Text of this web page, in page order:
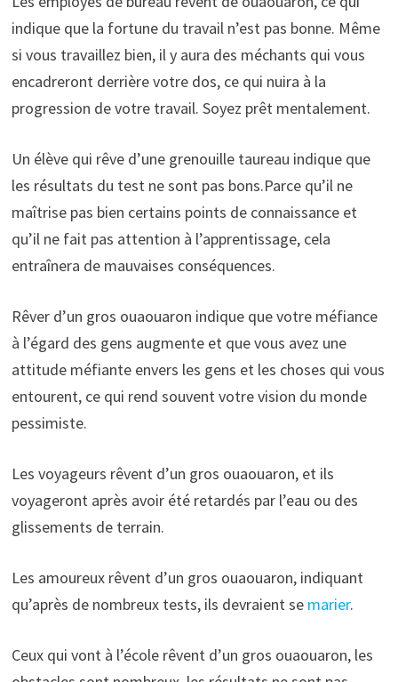
indique que la fortune du travail n’est pas bonne. Même
si vous travaillez bien, il y aura des méchants qui vous
encadreront derrière votre dos, ce qui nuira à la
progression de votre travail. Soyez prêt mentalement.
Un élève qui rêve d’une grenouille taureau indique que
les résultats du test ne sont pas bons.Parce qu’il ne
maîtrise pas bien certains points de connaissance et
qu’il ne fait pas attention à l’apprentissage, cela
entraînera de mauvaises conséquences.
Rêver d’un gros ouaouaron indique que votre méfiance
à l’égard des gens augmente et que vous avez une
attitude méfiante envers les gens et les choses qui vous
entourent, ce qui rend souvent votre vision du monde
pessimiste.
Les voyageurs rêvent d’un gros ouaouaron, et ils
voyageront après avoir été retardés par l’eau ou des
glissements de terrain.
Les amoureux rêvent d’un gros ouaouaron, indiquant
qu’après de nombreux tests, ils devraient se marier.
Ceux qui vont à l’école rêvent d’un gros ouaouaron, les